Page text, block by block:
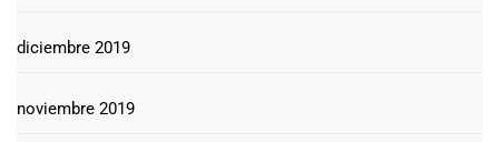
diciembre 2019
noviembre 2019